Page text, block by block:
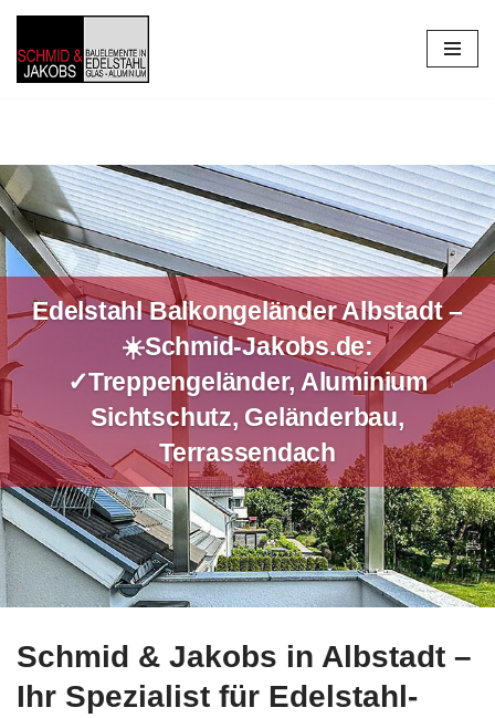
Zum
Inhalt
Edelstahl Balkongeländer Albstadt –
☀️Schmid-Jakobs.de:
✓Treppengeländer, Aluminium
Sichtschutz, Geländerbau,
Terrassendach
Alles Wichtige über Edelstahl Balkongeländer für Albstadt
Schmid & Jakobs in Albstadt –
Ihr Spezialist für Edelstahl-